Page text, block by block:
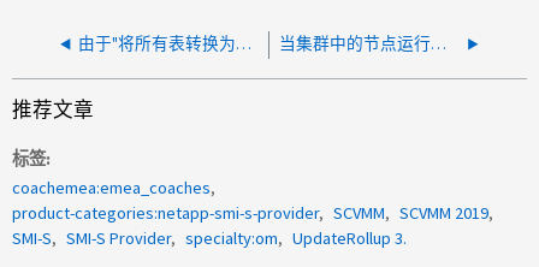
由于"将所有表转换为utf8mb4"、无法还原DWH数据库 当集群中的节点运行不同 ONTAP 版本的 OnCommand 时，性能数据中的差距会反映在 Unified Manager 中
推荐文章
标签
coachemea:emea_coaches
product-categories:netapp-smi-s-provider
SCVMM
SCVMM 2019
SMI-S
SMI-S Provider specialty:om UpdateRollup 3.